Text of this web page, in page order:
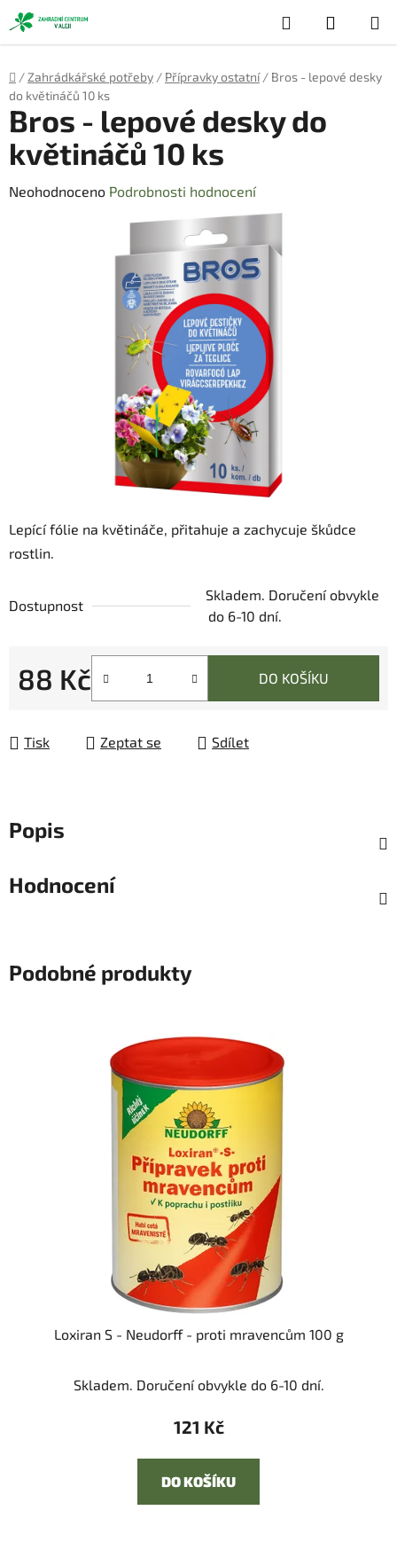
Přejít
na
obsah
Hledat
KOŠÍK
Domů
/ Zahrádkářské potřeby / Přípravky ostatní / Bros - lepové desky
do květináčů 10 ks
Lepící fólie na květináče, přitahuje a zachycuje škůdce
rostlin.
Dostupnost
Skladem. Doručení obvykle
do 6-10 dní.
88 Kč
Měrná cena:
DO KOŠÍKU
Tisk Zeptat se Sdílet
Bros - lepové desky do
květináčů 10 ks
Průměrné
Neohodnoceno Podrobnosti hodnocení
Popis
Hodnocení
Podobné produkty
Loxiran S - Neudorff - proti mravencům 100 g
Skladem. Doručení obvykle do 6-10 dní.
121 Kč
DO KOŠÍKU